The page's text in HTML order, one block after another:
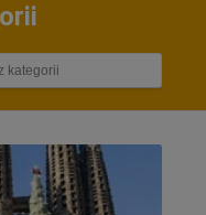
kategorii